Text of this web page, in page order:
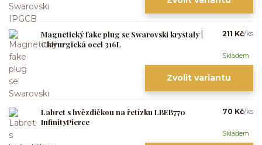
Magnetický fake plug se Swarovski krystaly |
Chirurgická ocel 316L
211 Kč/ks
Skladem
Zvolit variantu
Labret s hvězdičkou na řetízku LBEB770
InfinityPierce
70 Kč/ks
Skladem